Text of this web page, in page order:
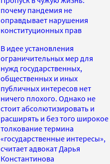
почему пандемия не
оправдывает нарушения
конституционных прав
В идее установления
ограничительных мер для
нужд государственных,
общественных и иных
публичных интересов нет
ничего плохого. Однако не
стоит абсолютизировать и
расширять и без того широкое
толкование термина
«государственные интересы»,
считает адвокат Дарья
Константинова